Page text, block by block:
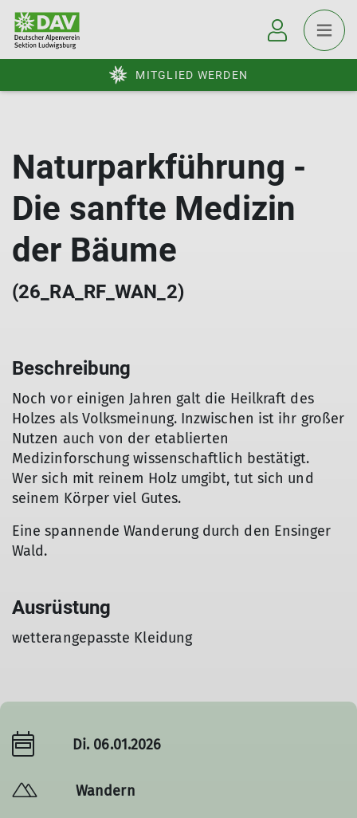
MITGLIED WERDEN
Naturparkführung -
Die sanfte Medizin
der Bäume
(26_RA_RF_WAN_2)
Beschreibung
Noch vor einigen Jahren galt die Heilkraft des
Holzes als Volksmeinung. Inzwischen ist ihr großer
Nutzen auch von der etablierten
Medizinforschung wissenschaftlich bestätigt.
Wer sich mit reinem Holz umgibt, tut sich und
seinem Körper viel Gutes.
Eine spannende Wanderung durch den Ensinger
Wald.
Ausrüstung
wetterangepasste Kleidung
Di. 06.01.2026
Wandern